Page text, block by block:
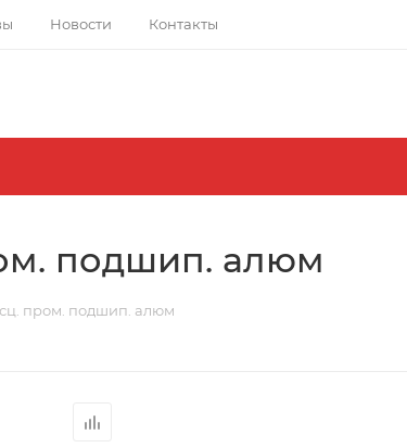
Новости Контакты
подшип. алюм
пром. подшип. алюм